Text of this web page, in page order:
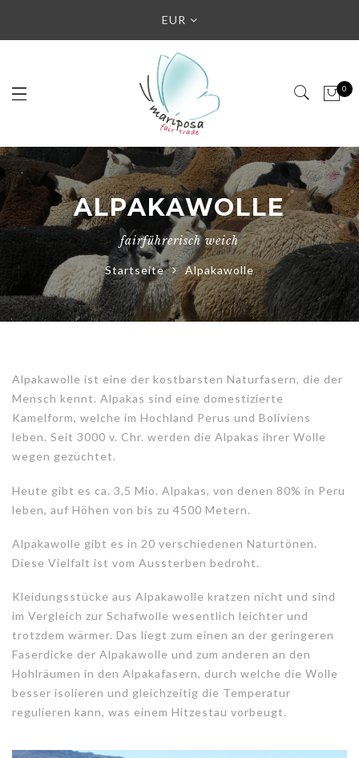
EUR
0
ALPAKAWOLLE
fairführerisch weich
Startseite Alpakawolle
Alpakawolle ist eine der kostbarsten Naturfasern, die der
Mensch kennt. Alpakas sind eine domestizierte
Kamelform, welche im Hochland Perus und Boliviens
leben. Seit 3000 v. Chr. werden die Alpakas ihrer Wolle
wegen gezüchtet.
Heute gibt es ca. 3,5 Mio. Alpakas, von denen 80% in Peru
leben, auf Höhen von bis zu 4500 Metern.
Alpakawolle gibt es in 20 verschiedenen Naturtönen.
Diese Vielfalt ist vom Aussterben bedroht.
Kleidungsstücke aus Alpakawolle kratzen nicht und sind
im Vergleich zur Schafwolle wesentlich leichter und
trotzdem wärmer. Das liegt zum einen an der geringeren
Faserdicke der Alpakawolle und zum anderen an den
Hohlräumen in den Alpakafasern, durch welche die Wolle
besser isolieren und gleichzeitig die Temperatur
regulieren kann, was einem Hitzestau vorbeugt.